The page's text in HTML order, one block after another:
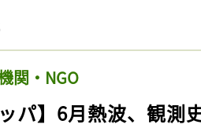
関・NGO
ッパ】6月熱波、観